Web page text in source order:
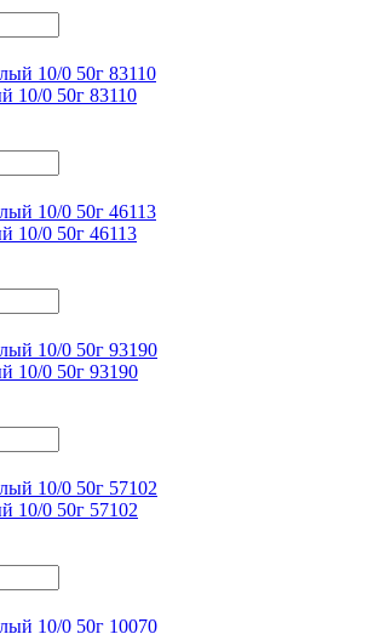
10/0 50г 83110
10/0 50г 46113
10/0 50г 93190
10/0 50г 57102